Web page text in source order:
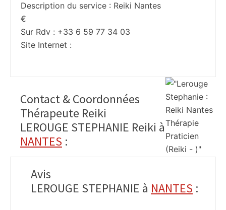
Description du service : Reiki Nantes
€
Sur Rdv : +33 6 59 77 34 03
Site Internet :
Contact & Coordonnées
Thérapeute Reiki
LEROUGE STEPHANIE Reiki à
NANTES :
Avis
LEROUGE STEPHANIE à NANTES :